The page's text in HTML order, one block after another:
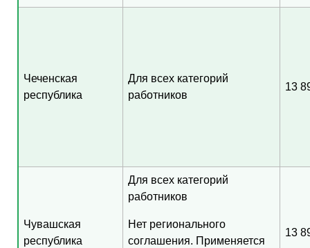
Чеченская
республика
Для всех категорий
работников
13
Чувашская
республика
Для всех категорий
работников
Нет регионального
соглашения. Применяется
13